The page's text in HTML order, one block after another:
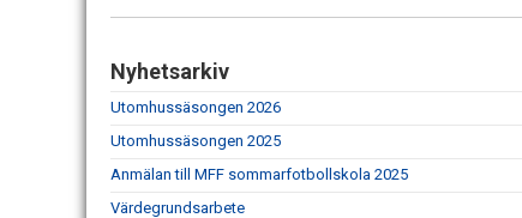
Nyhetsarkiv
Utomhussäsongen 2026
Utomhussäsongen 2025
Anmälan till MFF sommarfotbollskola 2025
Värdegrundsarbete